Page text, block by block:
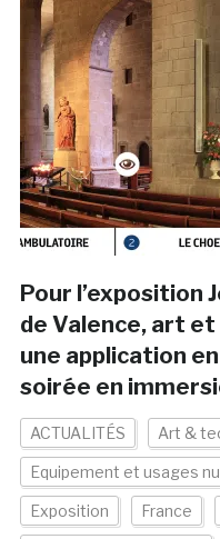
Pour l’exposition
de Valence, art
une application
soirée en
ACTUALITÉS Art &
Equipement et usages
Exposition France